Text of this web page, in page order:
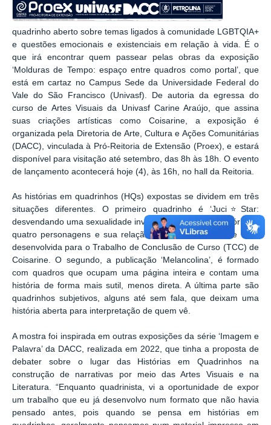
quadrinho aberto sobre temas ligados à comunidade LGBTQIA+
e questões emocionais e existenciais em relação à vida. É o
que irá encontrar quem passear pelas obras da exposição
‘Molduras de Tempo: espaço entre quadros como portal’, que
está em cartaz no Campus Sede da Universidade Federal do
Vale do São Francisco (Univasf). De autoria da egressa do
curso de Artes Visuais da Univasf Carine Araújo, que assina
suas criações artísticas como Coisarine, a exposição é
organizada pela Diretoria de Arte, Cultura e Ações Comunitárias
(DACC), vinculada à Pró-Reitoria de Extensão (Proex), e estará
disponível para visitação até setembro, das 8h às 18h. O evento
de lançamento acontecerá hoje (4), às 16h, no hall da Reitoria.
As histórias em quadrinhos (HQs) expostas se dividem em três
situações diferentes. O primeiro quadrinho é ‘Juci⭐Star:
desvendando uma sexualidade invisível’, que conta a história de
quatro personagens e sua relação com a assexualidade e foi
desenvolvida para o Trabalho de Conclusão de Curso (TCC) de
Coisarine. O segundo, a publicação ‘Melancolina’, é formado
com quadros que ocupam uma página inteira e contam uma
história de forma mais sutil, menos direta. A última parte são
quadrinhos subjetivos, alguns até sem fala, que deixam uma
história aberta para interpretação de quem vê.
A mostra foi inspirada em outras exposições da série ‘Imagem e
Palavra’ da DACC, realizada em 2022, que tinha a proposta de
debater sobre o lugar das Histórias em Quadrinhos na
construção de narrativas por meio das Artes Visuais e na
Literatura. “Enquanto quadrinista, vi a oportunidade de expor
um trabalho que eu já desenvolvo num formato que não havia
pensado antes, pois quando se pensa em histórias em